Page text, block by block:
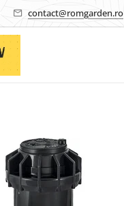
contact@romgarden.ro